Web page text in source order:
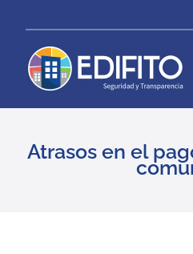
content
Atrasos en el